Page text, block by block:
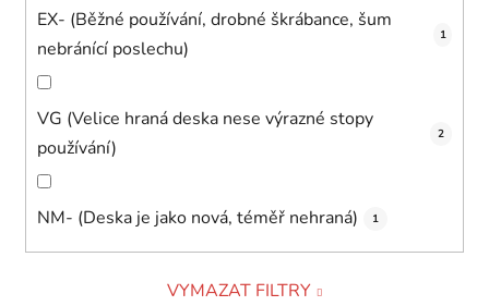
EX- (Běžné používání, drobné škrábance, šum
nebránící poslechu)
1
VG (Velice hraná deska nese výrazné stopy
používání)
2
NM- (Deska je jako nová, téměř nehraná) 1
VYMAZAT FILTRY